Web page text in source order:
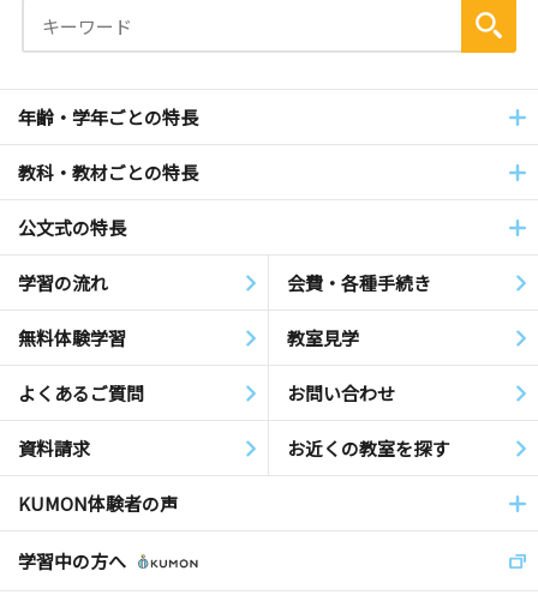
年齢・学年ごとの特長
教科・教材ごとの特長
公文式の特長
学習の流れ 会費・各種手続き
無料体験学習 教室見学
よくあるご質問 お問い合わせ
資料請求 お近くの教室を探す
KUMON体験者の声
学習中の方へ